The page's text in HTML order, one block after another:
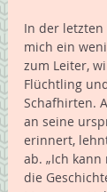
In der letzten
mich ein
zum Leiter,
Flüchtling
Schafhirten.
an seine
erinnert,
ab. „Ich
die